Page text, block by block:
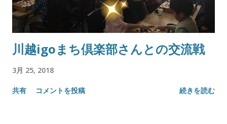
川越igoまち倶楽部さんとの交流戦
3月 25, 2018
共有 コメントを投稿 続きを読む